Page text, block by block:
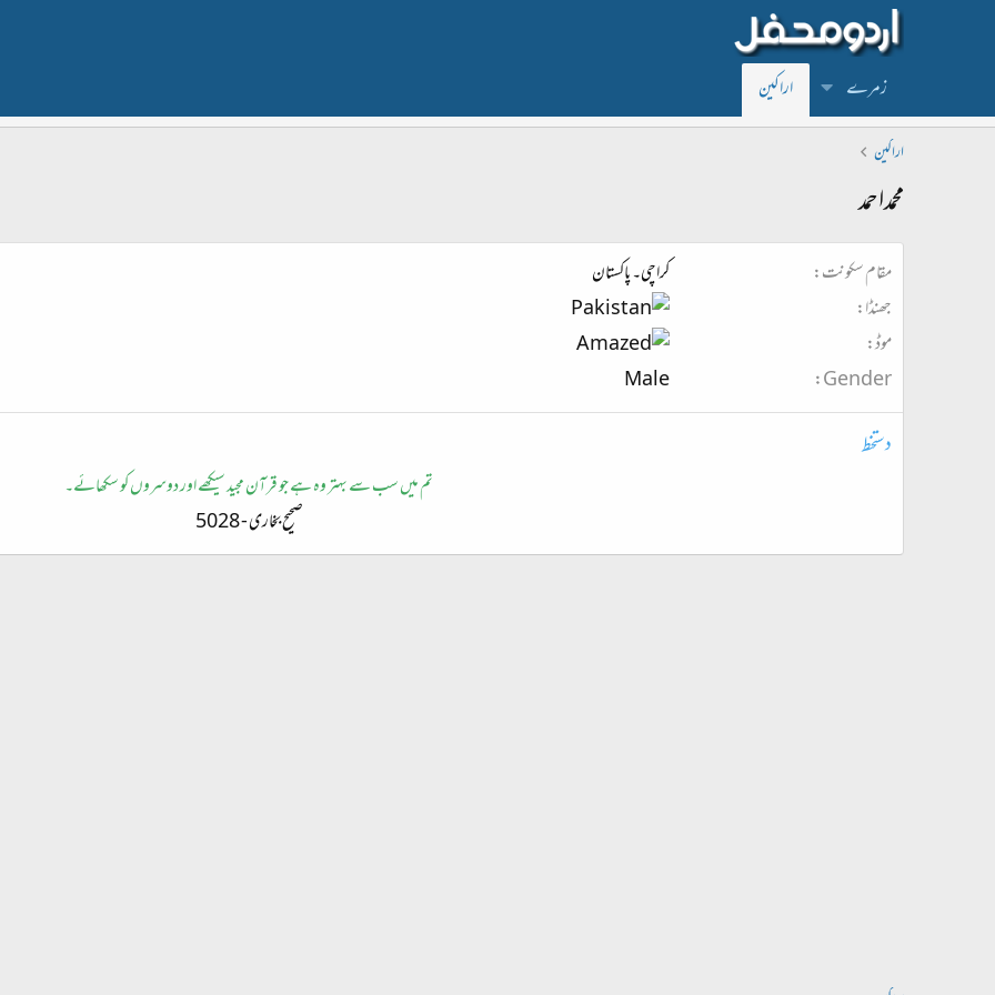
زمرے اراکین
اراکین
محمداحمد
مقام سکونت
کراچی۔ پاکستان
جھنڈا
موڈ
Gender
Male
دستخط
تم میں سب سے بہتر وہ ہے جو قرآن مجید سیکھے اور دوسروں کو سکھائے۔
صحیح بخاری - 5028​